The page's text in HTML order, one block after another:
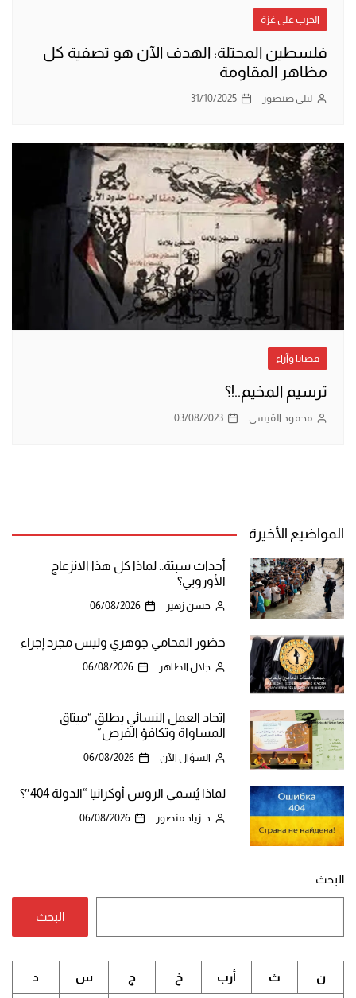
الحرب على غزة
فلسطين المحتلة: الهدف الآن هو تصفية كل
مظاهر المقاومة
ليلى صنصور 31/10/2025
قضايا وآراء
ترسيم المخيم..!؟
محمود القيسي 03/08/2023
المواضيع الأخيرة
أحداث سبتة.. لماذا كل هذا الانزعاج
الأوروبي؟
حسن زهير 06/08/2026
حضور المحامي جوهري وليس مجرد إجراء
جلال الطاهر 06/08/2026
اتحاد العمل النسائي يطلق “ميثاق
المساواة وتكافؤ الفرص”
السؤال الآن 06/08/2026
لماذا يُسمي الروس أوكرانيا “الدولة 404″؟
د. زياد منصور 06/08/2026
البحث
البحث
ن ث أرب خ ج س د